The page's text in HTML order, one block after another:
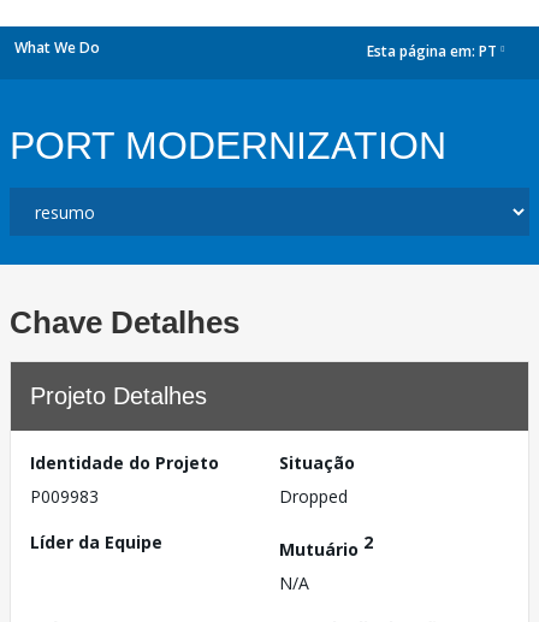
What We Do Esta página em: PT
PORT MODERNIZATION
Chave Detalhes
Projeto Detalhes
Identidade do Projeto
P009983
Situação
Dropped
Líder da Equipe
Mutuário 2
N/A